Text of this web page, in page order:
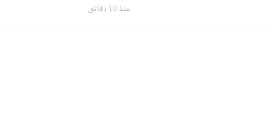
منذ 10 دقائق